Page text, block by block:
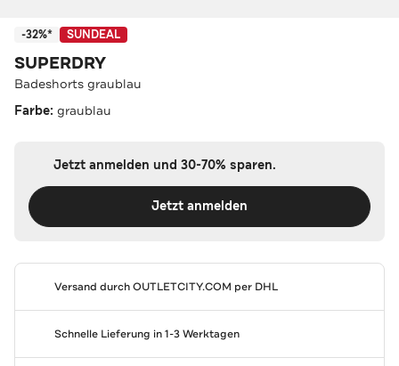
-32%* SUNDEAL
SUPERDRY
Badeshorts graublau
Farbe: graublau
Jetzt anmelden und 30-70% sparen.
Jetzt anmelden
Versand durchOUTLETCITY.COM per DHL
Schnelle Lieferung in 1-3 Werktagen